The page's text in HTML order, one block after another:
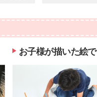
お子様が描いた絵で